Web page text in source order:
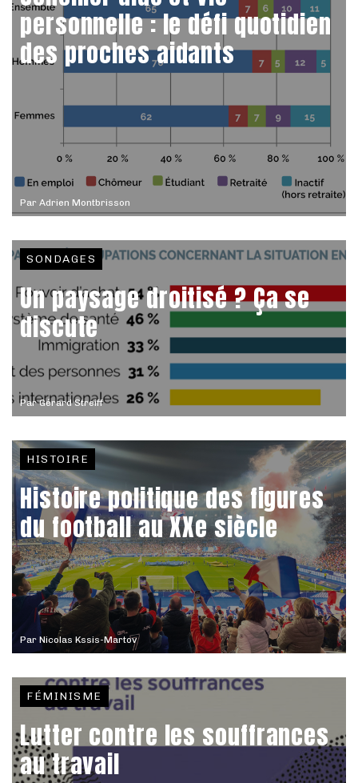
Par Adrien Montbrisson
personnelle : le défi quotidien
des proches aidants
ParGérard Streiff
SONDAGES
Un paysage droitisé ? Ça se
discute
Par Nicolas Kssis-Martov
HISTOIRE
Histoire politique des figures
du football au XXe siècle
FÉMINISME
Lutter contre les souffrances
au travail